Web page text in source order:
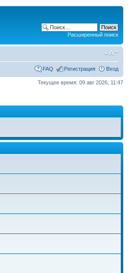
Расширенный поиск
FAQ Регистрация Вход
Текущее время: 09 авг 2026, 11:47